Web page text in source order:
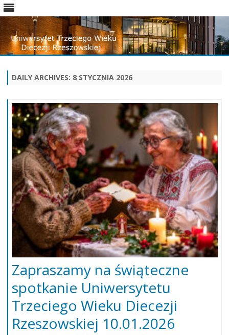
Skip
content
DAILY ARCHIVES: 8 STYCZNIA 2026
Zapraszamy na świąteczne
spotkanie Uniwersytetu
Trzeciego Wieku Diecezji
Rzeszowskiej 10.01.2026